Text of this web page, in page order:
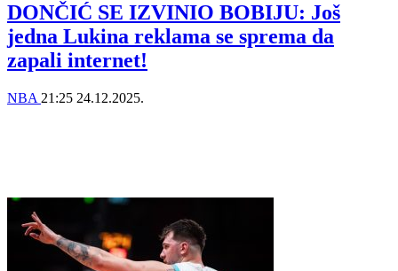
DONČIĆ SE IZVINIO BOBIJU: Još
jedna Lukina reklama se sprema da
zapali internet!
NBA 21:25 24.12.2025.